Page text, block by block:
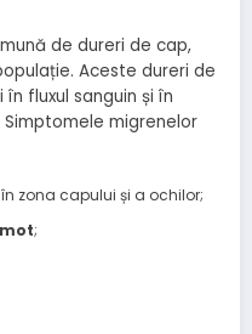
de dureri de cap,
Aceste dureri de
fluxul sanguin și în
migrenelor
zona capului și a ochilor;
;